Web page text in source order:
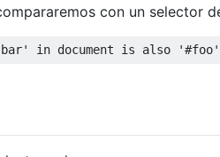
con un selector
in document is also '#foo'